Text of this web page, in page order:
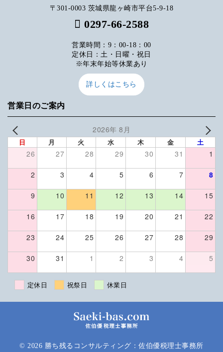
〒301-0003 茨城県龍ヶ崎市平台5-9-18
0297-66-2588
営業時間：9：00-18：00
定休日：土・日曜・祝日
※年末年始等休業あり
詳しくはこちら
営業日のご案内
2026年 8月
日 月 火 水 木 金 土
26 27 28 29 30 31 1
2 3 4 5 6 7 8
9 10 11 12 13 14 15
16 17 18 19 20 21 22
23 24 25 26 27 28 29
30 31 1 2 3 4 5
定休日 祝祭日 休業日
© 2026 勝ち残るコンサルティング：佐伯優税理士事務所